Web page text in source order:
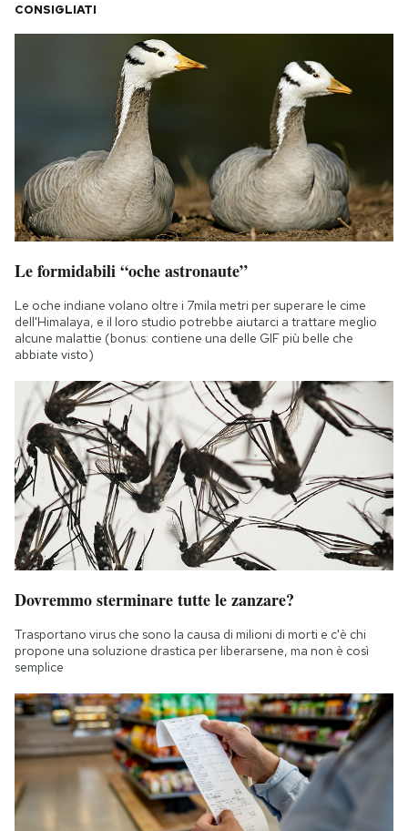
CONSIGLIATI
Le formidabili “oche astronaute”
Le oche indiane volano oltre i 7mila metri per superare le cime
dell'Himalaya, e il loro studio potrebbe aiutarci a trattare meglio
alcune malattie (bonus: contiene una delle GIF più belle che
abbiate visto)
Dovremmo sterminare tutte le zanzare?
Trasportano virus che sono la causa di milioni di morti e c'è chi
propone una soluzione drastica per liberarsene, ma non è così
semplice